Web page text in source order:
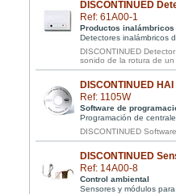
DISCONTINUED
Ref: 61A00-1
Productos inalámbricos
Detectores inalámbricos
DISCONTINUED
sonido de la rotura de un
DISCONTINUED
Ref: 1105W
Software de
Programación de
DISCONTINUED
DISCONTINUED
Ref: 14A00-8
Control ambiental
Sensores y módulos